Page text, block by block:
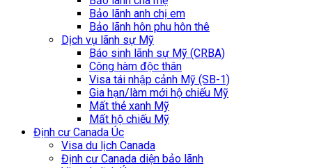
Bảo lãnh anh chị em
Bảo lãnh hôn phu hôn thê
Dịch vụ lãnh sự Mỹ
Báo sinh lãnh sự Mỹ (CRBA)
Công hàm độc thân
Visa tái nhập cảnh Mỹ (SB-1)
Gia hạn/làm mới hộ chiếu Mỹ
Mất thẻ xanh Mỹ
Mất hộ chiếu Mỹ
Định cư Canada Úc
Visa du lịch Canada
Định cư Canada diện bảo lãnh